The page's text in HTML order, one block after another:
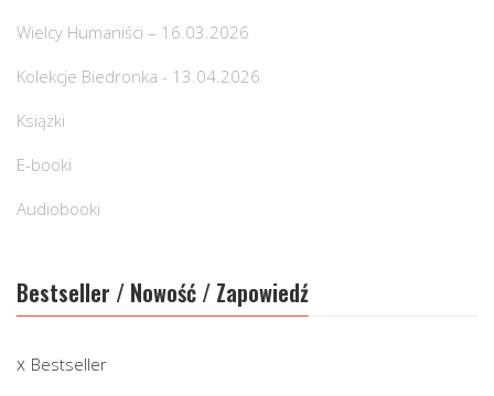
Wielcy Humaniści – 16.03.2026
Kolekcje Biedronka - 13.04.2026
Książki
E-booki
Audiobooki
Bestseller / Nowość / Zapowiedź
Bestseller